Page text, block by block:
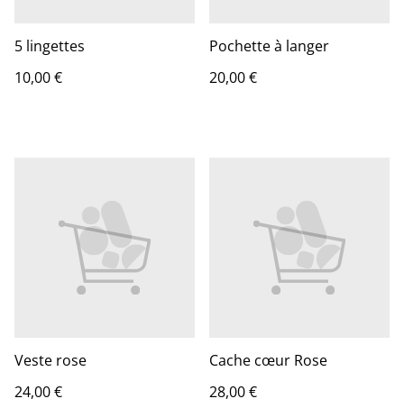
5 lingettes
10,00 €
Pochette à langer
20,00 €
Veste rose
24,00 €
Cache cœur Rose
28,00 €